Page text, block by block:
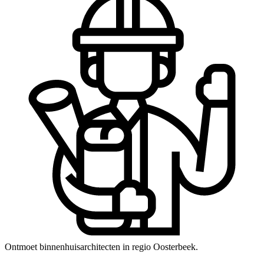
Ontmoet binnenhuisarchitecten in regio Oosterbeek.